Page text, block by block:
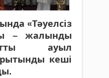
«Тәуелсіз
– жалынды
ауыл
кеші